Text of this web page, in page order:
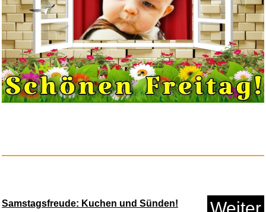
VTech Digitales Audio-
Babyphon...
Anzeige
Samstagsfreude: Kuchen und Sünden!